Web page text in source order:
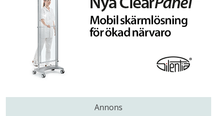
Annons